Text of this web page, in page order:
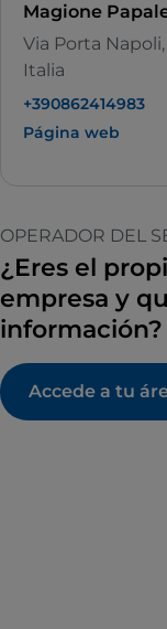
Magione
Via Porta Napoli,
Italia
+390862414983
Página web
OPERADOR DEL
¿Eres el
empresa y
información?
Accede a tu